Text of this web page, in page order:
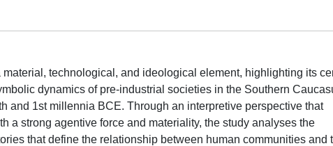
technological, and ideological element, highlighting its
dynamics of pre-industrial societies in the Southern
and 1st millennia BCE. Through an interpretive perspective that
a strong agentive force and materiality, the study analyses the
that define the relationship between human communities and